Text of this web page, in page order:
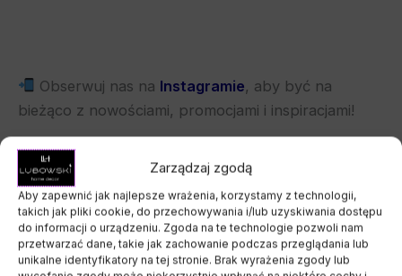
Zarządzaj zgodą
Aby zapewnić jak najlepsze wrażenia, korzystamy z technologii,
takich jak pliki cookie, do przechowywania i/lub uzyskiwania dostępu
do informacji o urządzeniu. Zgoda na te technologie pozwoli nam
przetwarzać dane, takie jak zachowanie podczas przeglądania lub
unikalne identyfikatory na tej stronie. Brak wyrażenia zgody lub
Obserwuj nas na Instagramie, aby być na
bieżąco z nowościami, promocjami i inspiracjami!
Masz własną wizję? Napisz do nas
stworzymy coś wyjątkowego, tylko dla Ciebie.